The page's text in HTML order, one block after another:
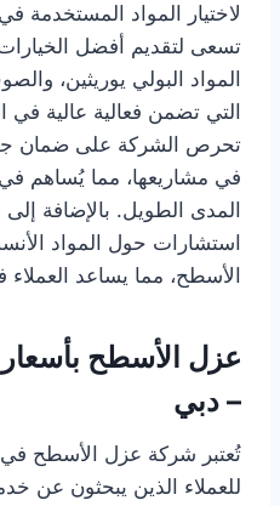
لاختيار المواد المستخدمة
تسعى لتقديم أفضل
المواد البولي يوريثين،
التي تضمن فعالية عالية في
تحرص الشركة على ضمان
في مشاريعها، مما يُساهم
المدى الطويل. بالإضافة
استشارات حول المواد
الأسطح، مما يساعد
عزل الأسطح بأسعار
– دبي
تُعتبر شركة عزل الأسطح في
للعملاء الذين يبحثون عن